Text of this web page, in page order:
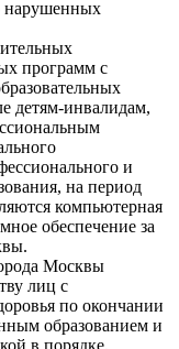
нарушенных
программ с
детям-инвалидам,
и
на период
компьютерная
обеспечение за
Москвы
лиц с
по окончании
образованием и
в порядке,